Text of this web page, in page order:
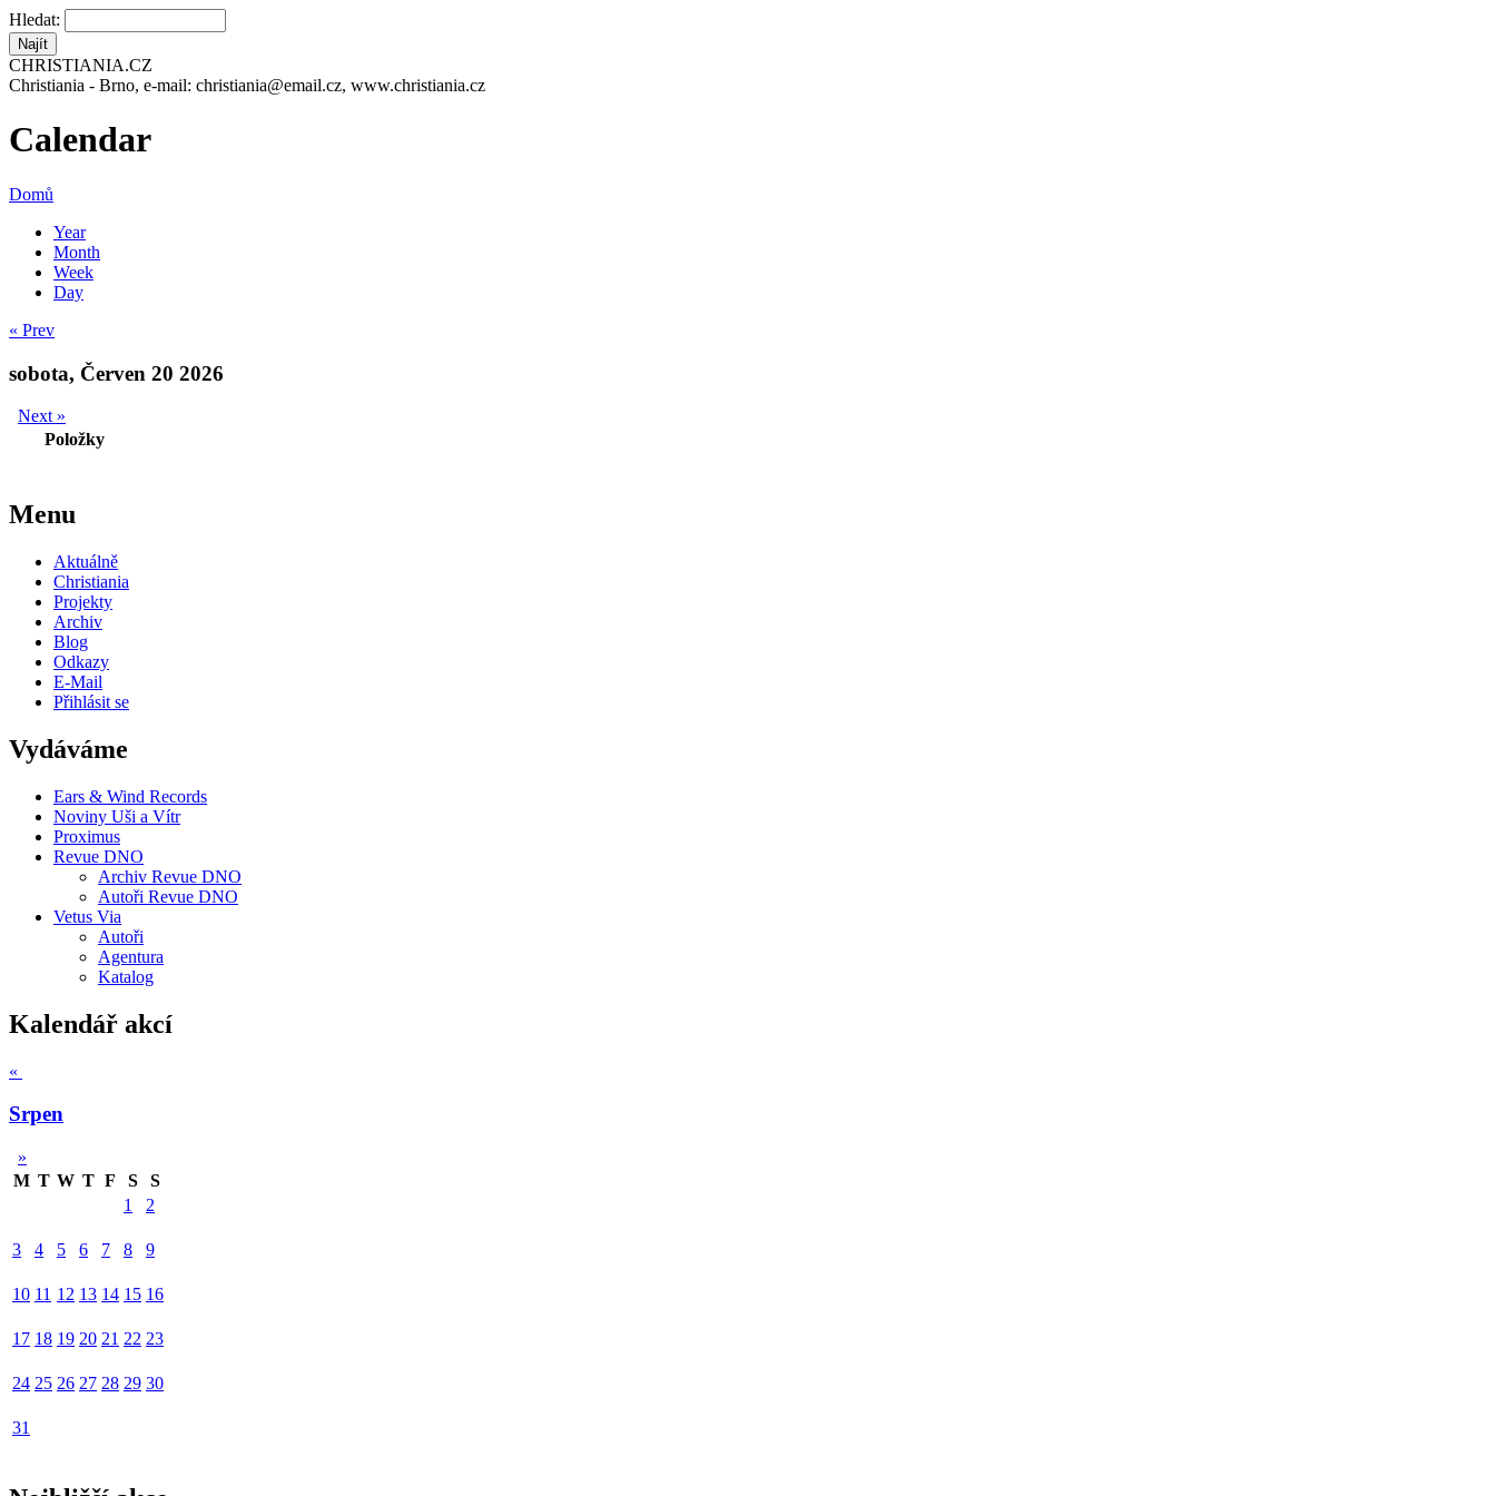
Hledat:
CHRISTIANIA.CZ
Christiania - Brno, e-mail: christiania@email.cz, www.christiania.cz
Calendar
Domů
Year
Month
Week
Day
« Prev
sobota, Červen 20 2026
Next »
Položky
Menu
Aktuálně
Christiania
Projekty
Archiv
Blog
Odkazy
E-Mail
Přihlásit se
Vydáváme
Ears & Wind Records
Noviny Uši a Vítr
Proximus
Revue DNO
Archiv Revue DNO
Autoři Revue DNO
Vetus Via
Autoři
Agentura
Katalog
Kalendář akcí
«
Srpen
»
M T W T F S
S
1
2
3 4 5 6 7 8 9
10 11 12 13 14 15 16
17 18 19 20 21 22 23
24 25 26 27 28 29 30
31